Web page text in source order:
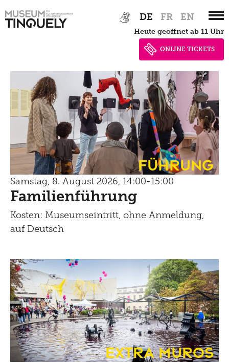
Hauptnavigation
to
DE FR EN
heute geöffnet ab 11 Uhr
ONLINE TICKETS
Führung
Samstag, 8. August 2026, 14:00-15:00
Familienführung
Kosten: Museumseintritt, ohne Anmeldung,
auf Deutsch
Extra Muros